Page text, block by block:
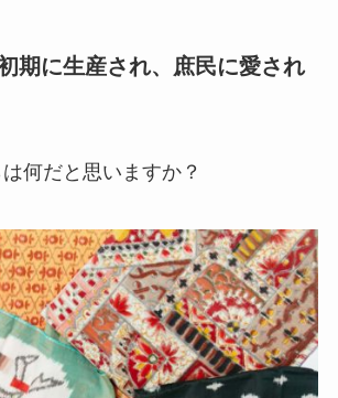
期に生産され、庶民に愛され
何だと思いますか？